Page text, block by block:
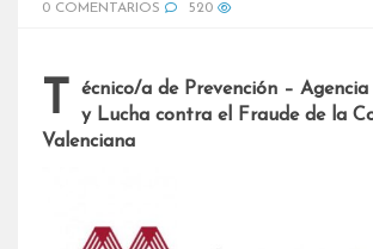
0 COMENTARIOS
520
Técnico/a de Prevención – Agencia de Prevención
y Lucha contra el Fraude de la
Valenciana